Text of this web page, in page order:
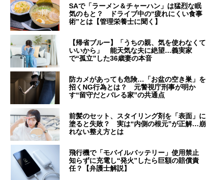
SAで「ラーメン＆チャーハン」は猛烈な眠
気のもと？ ドライブ中の“疲れにくい食事
術”とは【管理栄養士に聞く】
【帰省ブルー】「うちの親、気を使わなくて
いいから」 能天気な夫に絶望…義実家
で“孤立”した36歳妻の本音
防カメがあっても危険…「お盆の空き巣」を
招くNG行為とは？ 元警視庁刑事が明か
す“留守だとバレる家”の共通点
前髪のセット、スタイリング剤を「表面」に
塗ると失敗？ 実は“内側の根元”が正解…崩
れない整え方とは
飛行機で「モバイルバッテリー」使用禁止
知らずに充電し“発火”したら巨額の賠償責
任？【弁護士解説】